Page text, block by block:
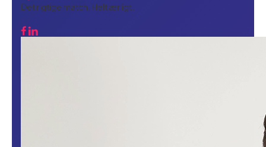
Det rigtige match. Helt ærligt.